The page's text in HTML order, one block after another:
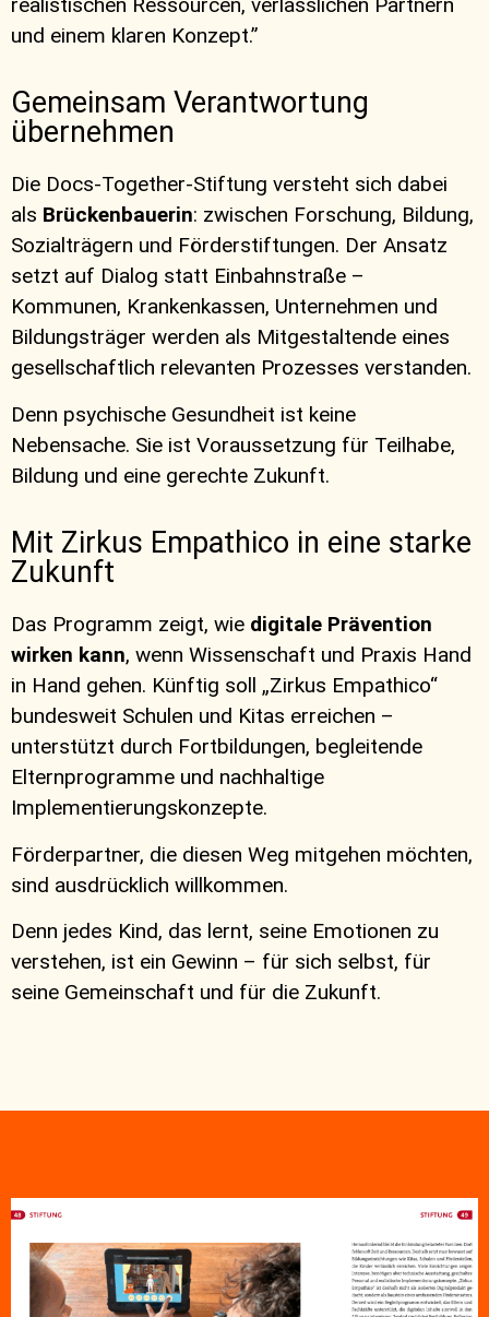
und einem klaren Konzept.”
Gemeinsam Verantwortung
übernehmen
Die Docs-Together-Stiftung versteht sich dabei
als Brückenbauerin: zwischen Forschung, Bildung,
Sozialträgern und Förderstiftungen. Der Ansatz
setzt auf Dialog statt Einbahnstraße –
Kommunen, Krankenkassen, Unternehmen und
Bildungsträger werden als Mitgestaltende eines
gesellschaftlich relevanten Prozesses verstanden.
Denn psychische Gesundheit ist keine
Nebensache. Sie ist Voraussetzung für Teilhabe,
Bildung und eine gerechte Zukunft.
Mit Zirkus Empathico in eine starke
Zukunft
Das Programm zeigt, wie digitale Prävention
wirken kann, wenn Wissenschaft und Praxis Hand
in Hand gehen. Künftig soll „Zirkus Empathico“
bundesweit Schulen und Kitas erreichen –
unterstützt durch Fortbildungen, begleitende
Elternprogramme und nachhaltige
Implementierungskonzepte.
Förderpartner, die diesen Weg mitgehen möchten,
sind ausdrücklich willkommen.
Denn jedes Kind, das lernt, seine Emotionen zu
verstehen, ist ein Gewinn – für sich selbst, für
seine Gemeinschaft und für die Zukunft.